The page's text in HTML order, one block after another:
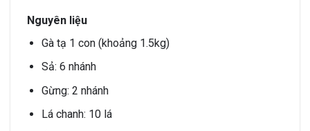
Nguyên liệu
Gà tạ 1 con (khoảng 1.5kg)
Sả: 6 nhánh
Gừng: 2 nhánh
Lá chanh: 10 lá